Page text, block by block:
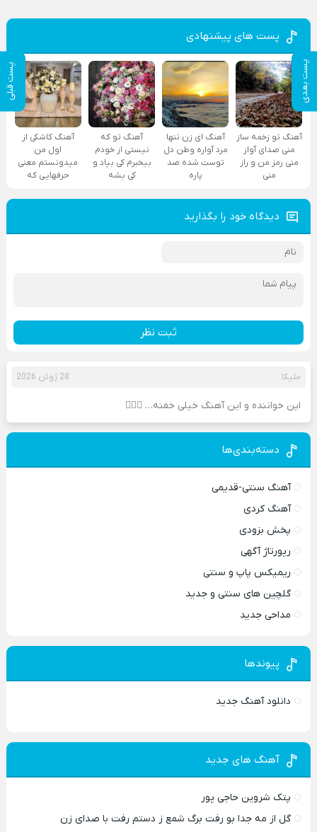
پست بعدی پست قبلی
پست های پیشنهادی
آهنگ تو زخمه ساز
منی صدای آواز
منی رمز من و راز
منی
آهنگ ای زن تنها
مرد آواره وطن دل
توست شده صد
پاره
آهنگ تو که
نیستی از خودم
بیخبرم کی بیاد و
کی بشه
آهنگ کاشکی از
اول من
میدونستم معنی
حرفهایی که
دیدگاه خود را بگذارید
ثبت نظر
ملیکا 28 ژوئن 2026
این خواننده و این آهنگ خیلی خفنه… 🧎🏻‍♀️
دسته‌بندی‌ها
آهنگ سنتی-قدیمی
آهنگ کردی
پخش بزودی
رپورتاژ آگهی
ریمیکس پاپ و سنتی
گلچین های سنتی و جدید
مداحی جدید
پیوندها
دانلود آهنگ جدید
آهنگ های جدید
پتک شروین حاجی پور
گل از مه جدا بو رفت برگ شمع ز دستم رفت با صدای زن